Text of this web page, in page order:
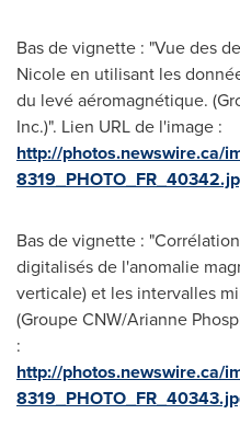
Bas de vignette : "Vue des
Nicole en utilisant les
du levé aéromagnétique.
Inc.)". Lien URL de l'image :
http://photos.newswire.ca/
Bas de vignette :
digitalisés de l'anomalie
verticale) et les intervalles
(Groupe CNW/Arianne
:
http://photos.newswire.ca/